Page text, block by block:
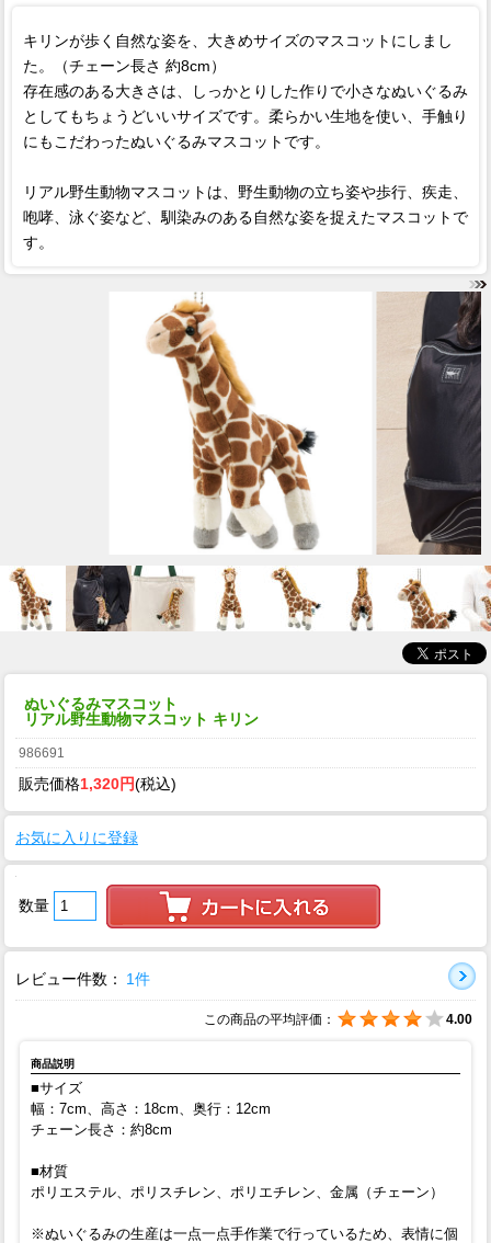
キリンが歩く自然な姿を、大きめサイズのマスコットにしまし
た。（チェーン長さ 約8cm）
存在感のある大きさは、しっかとりした作りで小さなぬいぐるみ
としてもちょうどいいサイズです。柔らかい生地を使い、手触り
にもこだわったぬいぐるみマスコットです。
リアル野生動物マスコットは、野生動物の立ち姿や歩行、疾走、
咆哮、泳ぐ姿など、馴染みのある自然な姿を捉えたマスコットで
す。
ぬいぐるみマスコット
リアル野生動物マスコット キリン
986691
販売価格1,320円(税込)
お気に入りに登録
数量
レビュー件数： 1件
この商品の平均評価： 4.00
商品説明
■サイズ
幅：7cm、高さ：18cm、奥行：12cm
チェーン長さ：約8cm
■材質
ポリエステル、ポリスチレン、ポリエチレン、金属（チェーン）
※ぬいぐるみの生産は一点一点手作業で行っているため、表情に個